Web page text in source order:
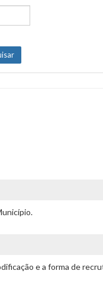
e a forma de